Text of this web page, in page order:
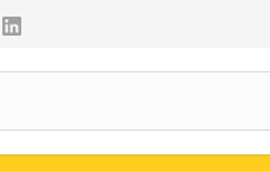
via Facebook
ons via Instagram
Volg ons via Linkedin